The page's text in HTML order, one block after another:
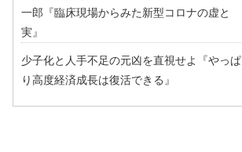
一郎『臨床現場からみた新型コロナの虚と
実』
少子化と人手不足の元凶を直視せよ『やっぱ
り高度経済成長は復活できる』